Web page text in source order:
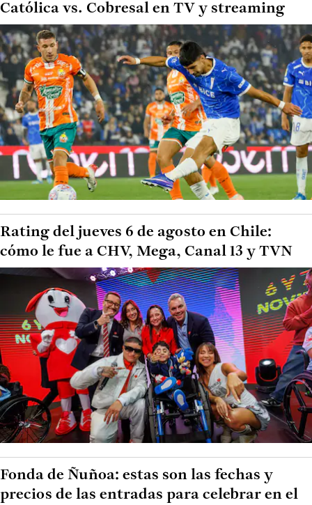
Católica vs. Cobresal en TV y streaming
Rating del jueves 6 de agosto en Chile:
cómo le fue a CHV, Mega, Canal 13 y TVN
Fonda de Ñuñoa: estas son las fechas y
precios de las entradas para celebrar en el